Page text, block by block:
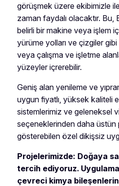
görüşmek üzere ekibimizle
zaman faydalı olacaktır.
belirli bir makine veya işlem
yürüme yolları ve çizgiler gibi
veya çalışma ve işletme
yüzeyler içrerebilir.
Geniş alan yenileme ve
uygun fiyatlı, yüksek kaliteli
sistemlerimiz ve geleneksel
seçeneklerinden daha üstün
gösterebilen özel dikişsiz
Projelerimizde: Doğaya
tercih ediyoruz.
çevreci kimya